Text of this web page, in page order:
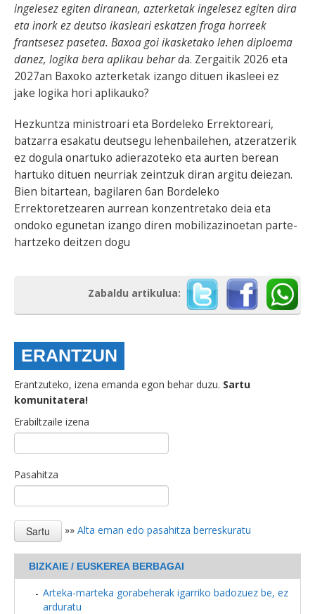
ingelesez egiten diranean, azterketak ingelesez egiten dira
eta inork ez deutso ikasleari eskatzen froga horreek
frantsesez pasetea. Baxoa goi ikasketako lehen diploema
danez, logika bera aplikau behar da. Zergaitik 2026 eta
2027an Baxoko azterketak izango dituen ikasleei ez
jake logika hori aplikauko?
Hezkuntza ministroari eta Bordeleko Errektoreari,
batzarra esakatu deutsegu lehenbailehen, atzeratzerik
ez dogula onartuko adierazoteko eta aurten berean
hartuko dituen neurriak zeintzuk diran argitu deiezan.
Bien bitartean, bagilaren 6an Bordeleko
Errektoretzearen aurrean konzentretako deia eta
ondoko egunetan izango diren mobilizazinoetan parte-
hartzeko deitzen dogu
Zabaldu artikulua:
ERANTZUN
Erantzuteko, izena emanda egon behar duzu. Sartu
komunitatera!
Erabiltzaile izena
Pasahitza
»» Alta eman edo pasahitza berreskuratu
BIZKAIE / EUSKEREA BERBAGAI
Arteka-marteka gorabeherak igarriko badozuez be, ez
arduratu